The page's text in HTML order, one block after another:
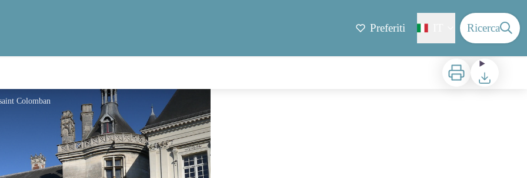
Preferiti Ricerca
Stampa Scaricare
Colomban